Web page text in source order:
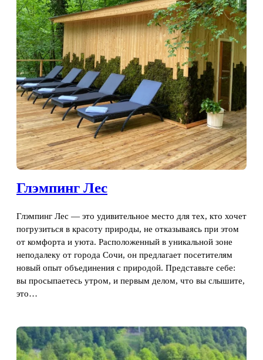
Глэмпинг Лес
Глэмпинг Лес — это удивительное место для тех, кто хочет
погрузиться в красоту природы, не отказываясь при этом
от комфорта и уюта. Расположенный в уникальной зоне
неподалеку от города Сочи, он предлагает посетителям
новый опыт объединения с природой. Представьте себе:
вы просыпаетесь утром, и первым делом, что вы слышите,
это…